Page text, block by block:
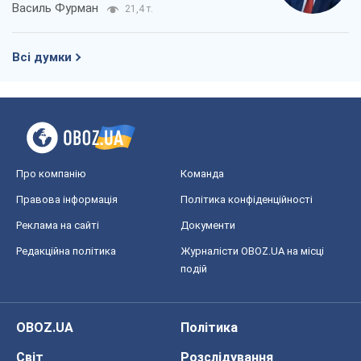
Василь Фурман 21,4 т.
Всі думки
Про компанію Команда
Правова інформація Політика конфіденційності
Реклама на сайті Документи
Редакційна політика
Журналісти OBOZ.UA на місці
подій
OBOZ.UA
Політика
Світ
Розслідування